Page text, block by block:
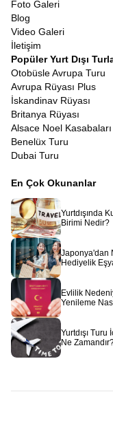
gereklidir. Biz de
konusunda sizlere tam
randevu süreçlerine
yanınızda oluyor.
ayrı bir kolaylık
size adım adım
Fransa Rivierası Turu
Birçoğunun aklına yaz
bambaşka bir huzur
sakin, manzaralar daha
sayesinde dış
köylerinde fotoğraf
yapabilirsiniz. Kış
vermesi ise ekstra bir
Avrupa Rüyası olarak
değil, duyularınızı
genişleten bir
Turuile Provence
tarih dolu şehirler.
de Akdeniz’in
ve Rivierası’nın
yerdesiniz. Bu masalsı
Avrupa Rüyası
Foto Galeri
Blog
Video Galeri
İletişim
Popüler Yurt Dışı
Otobüsle Avrupa Turu
Avrupa Rüyası Plus
İskandinav Rüyası
Britanya Rüyası
Alsace Noel
Benelüx Turu
Dubai Turu
En Çok Okunanlar
Yurtdışında
Birimi Nedir?
Japonya'dan
Hediyelik
Evlilik
Yenileme
Yurtdışı Turu
Ne